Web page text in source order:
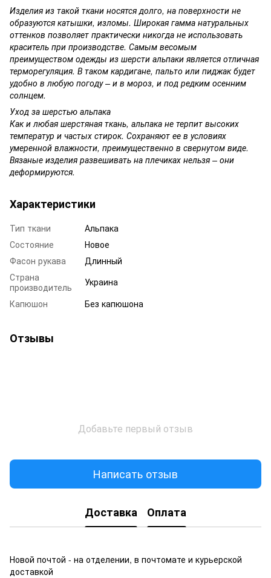
Изделия из такой ткани носятся долго, на поверхности не
образуются катышки, изломы. Широкая гамма натуральных
оттенков позволяет практически никогда не использовать
краситель при производстве. Самым весомым
преимуществом одежды из шерсти альпаки является отличная
терморегуляция. В таком кардигане, пальто или пиджак будет
удобно в любую погоду – и в мороз, и под редким осенним
солнцем.
Уход за шерстью альпака
Как и любая шерстяная ткань, альпака не терпит высоких
температур и частых стирок. Сохраняют ее в условиях
умеренной влажности, преимущественно в свернутом виде.
Вязаные изделия развешивать на плечиках нельзя – они
деформируются.
Характеристики
Тип ткани
Альпака
Состояние
Новое
Фасон рукава
Длинный
Страна
производитель
Украина
Капюшон
Без капюшона
Отзывы
Добавьте первый отзыв
Написать отзыв
Доставка Оплата
Новой почтой - на отделении, в почтомате и курьерской
доставкой